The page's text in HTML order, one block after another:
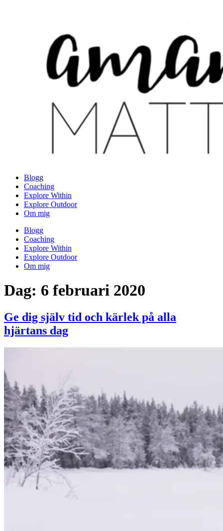
Blogg
Coaching
Explore Within
Explore Outdoor
Om mig
Blogg
Coaching
Explore Within
Explore Outdoor
Om mig
Dag: 6 februari 2020
Ge dig själv tid och kärlek på alla
hjärtans dag